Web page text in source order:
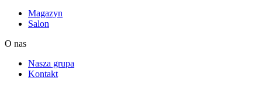
Magazyn
Salon
O nas
Nasza grupa
Kontakt